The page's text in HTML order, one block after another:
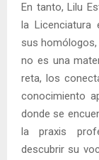
En tanto, Lilu
la Licenciatura
sus
no es una
reta, los
conocimiento
donde se
la praxis
descubrir su